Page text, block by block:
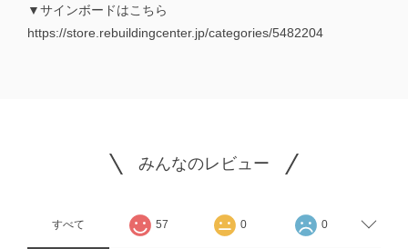
▼サインボードはこちら
https://store.rebuildingcenter.jp/categories/5482204
みんなのレビュー
すべて 57 0 0